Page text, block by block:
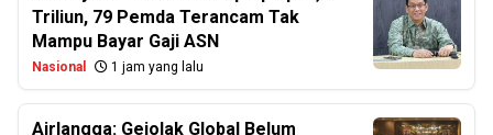
Triliun, 79 Pemda Terancam Tak
Mampu Bayar Gaji ASN
Nasional 1 jam yang lalu
Airlangga: Gejolak Global Belum